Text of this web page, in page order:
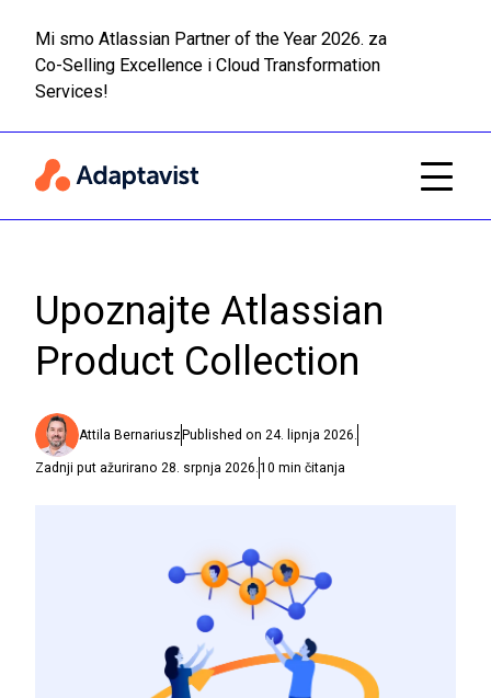
Mi smo Atlassian Partner of the Year 2026. za
Co-Selling Excellence i Cloud Transformation
Services!
Upoznajte Atlassian
Product Collection
Attila Bernariusz Published on 24. lipnja 2026.
Zadnji put ažurirano 28. srpnja 2026.10 min čitanja